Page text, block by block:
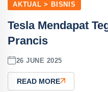
AKTUAL > BISNIS
Tesla Mendapat
Prancis
26 JUNE 2025
READ MORE